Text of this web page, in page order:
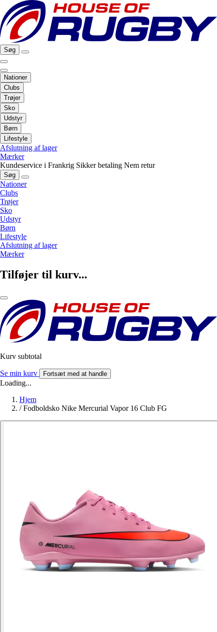
Søg
Nationer
Clubs
Trøjer
Sko
Udstyr
Børn
Lifestyle
Afslutning af lager
Mærker
Kundeservice i Frankrig Sikker betaling Nem retur
Søg
Nationer
Clubs
Trøjer
Sko
Udstyr
Børn
Lifestyle
Afslutning af lager
Mærker
Tilføjer til kurv...
Kurv subtotal
Se min kurv Fortsæt med at handle
Loading...
Hjem
/ Fodboldsko Nike Mercurial Vapor 16 Club FG